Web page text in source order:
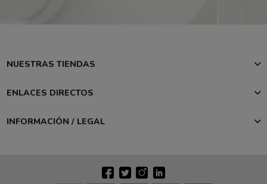
NUESTRAS TIENDAS
ENLACES DIRECTOS
INFORMACIÓN / LEGAL